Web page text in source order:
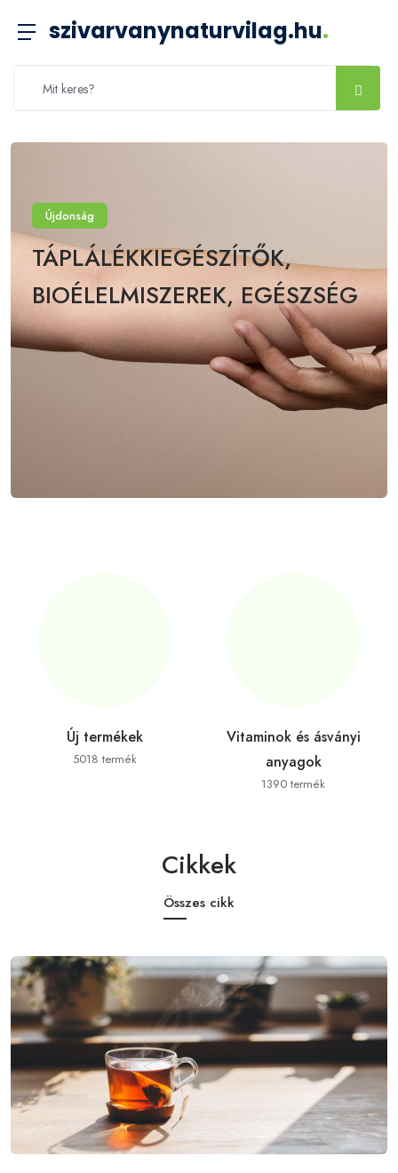
szivarvanynaturvilag.hu.
Újdonság
TÁPLÁLÉKKIEGÉSZÍTŐK,
BIOÉLELMISZEREK, EGÉSZSÉG
Új termékek
5018 termék
Vitaminok és ásványi
anyagok
1390 termék
Cikkek
Összes cikk